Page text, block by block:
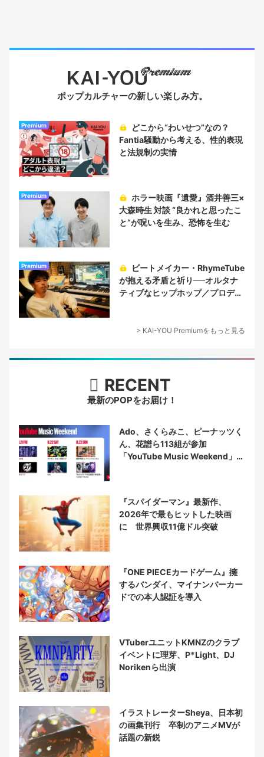
ポップカルチャーの新しい楽しみ方。
Premium
Fantia騒動から考える、性的表現
と法規制の実情
Premium
大森時生 対談 “良かれと思ったこ
と“が呪いを生み、恐怖を生む
Premium
が抱える矛盾と祈り──オルタナ
ティブなヒップホップ／プロデュ
> KAI-YOU Premiumをもっと見る
RECENT
最新のPOPをお届け！
Ado、さくらみこ、ピーナッツく
ん、花譜ら113組が参加
「YouTube Music Weekend」開
『スパイダーマン』最新作、
2026年で最もヒットした映画
に 世界興収11億ドル突破
『ONE PIECEカードゲーム』擁
するバンダイ、マイナンバーカー
ドでの本人認証を導入
VTuberユニットKMNZのクラブ
イベントに理芽、P*Light、DJ
Norikenら出演
イラストレーターSheya、日本初
の画集刊行 卒制のアニメMVが
話題の新鋭